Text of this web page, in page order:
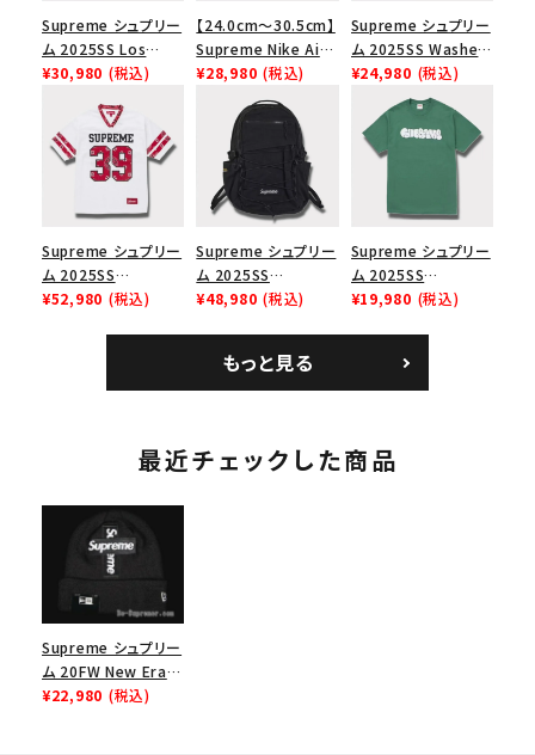
Supreme シュプリー
ム 2025SS Los
Angeles Fire Relief
イヤーリリーフボック
スロゴTシャツ ホワ
イト 白
¥30,980 (税込)
【24.0cm～30.5cm】
Supreme Nike Air
Force 1 Low シュプ
リーム ナイキエアフォ
ース１スニーカー シ
ューズ ホワイト
¥28,980 (税込)
Supreme シュプリー
ム 2025SS Washed
Chino Twill Camp
Cap ウォッシュチノツ
イルキャンプキャップ
ブラック 黒
¥24,980 (税込)
Supreme シュプリー
ム 2025SS
Bandana Football
¥52,980 (税込)
Supreme シュプリー
ム 2025SS
Backpack バックパッ
¥48,980 (税込)
Supreme シュプリー
ム 2025SS
Homerun Tee ホー
¥19,980 (税込)
もっと見る
最近チェックした商品
Supreme シュプリー
ム 20FW New Era
Cross Box Logo
¥22,980 (税込)